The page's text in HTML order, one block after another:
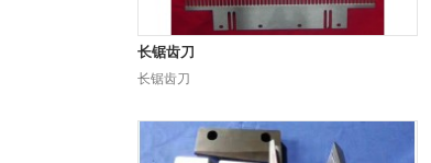
长锯齿刀
长锯齿刀